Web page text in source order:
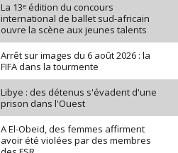
La 13ᵉ édition du concours
international de ballet sud-africain
ouvre la scène aux jeunes talents
Arrêt sur images du 6 août 2026 : la
FIFA dans la tourmente
Libye : des détenus s'évadent d'une
prison dans l'Ouest
A El-Obeid, des femmes affirment
avoir été violées par des membres